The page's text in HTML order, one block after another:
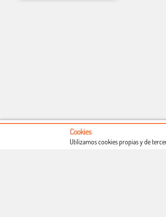
Condiciones de uso
Cookies
Utilizamos cookies propias y de